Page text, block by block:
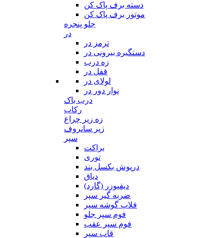
دسته برف پاک کن
موتور برف پاک کن
جلو پنجره
در
ترمز در
دستگیره بیرونی در
زه درب
قفل در
لولای در
نوار دور در
درب باک
رکاب
زه زیر چراغ
زیر سانروف
سپر
براکت
توری
درپوش بکسل بند
دیاق
دیفیوزر (گارد)
ضربه گیر سپر
فلاپ گوشه سپر
فوم سپر جلو
فوم سپر عقب
قاب سپر